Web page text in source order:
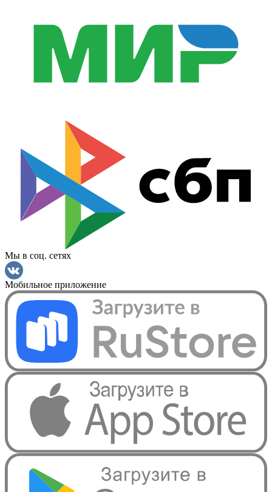
Мы в соц. сетях
Мобильное приложение